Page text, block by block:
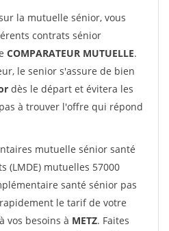
la mutuelle sénior, vous
contrats sénior
COMPARATEUR MUTUELLE.
le senior s'assure de bien
dès le départ et évitera les
à trouver l'offre qui répond
mutuelle sénior santé
(LMDE) mutuelles 57000
santé sénior pas
le tarif de votre
vos besoins à METZ. Faites